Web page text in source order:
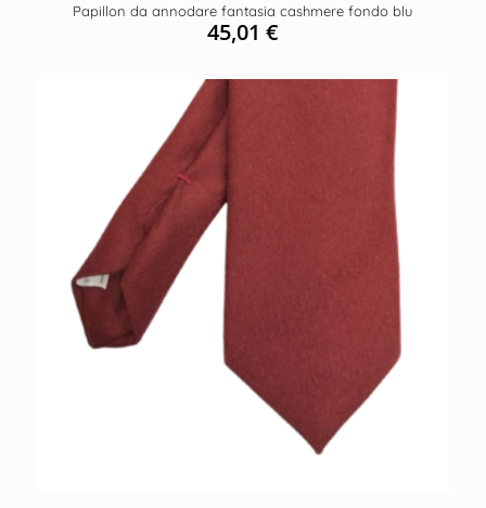
Papillon da annodare fantasia cashmere fondo blu
45,01€